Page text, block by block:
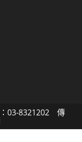
03-8321202 傳